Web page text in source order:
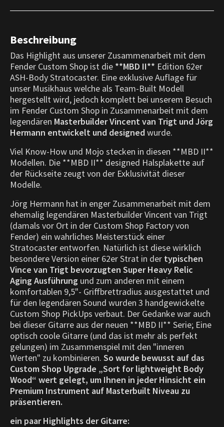
Beschreibung
Das Highlight aus unserer Zusammenarbeit mit dem
Fender Custom Shop ist die **MBD II** Edition 62er
ASH-Body Stratocaster. Eine exklusive Auflage für
unser Musikhaus welche als Team-Built Modell
hergestellt wird, jedoch komplett bei unserem Besuch
im Fender Custom Shop in Zusammenarbeit mit dem
legendären Masterbuilder Vincent van Trigt und Jörg
Hermann entwickelt und designedwurde.
Viel Know-How und Mojo stecken in diesen **MBD II**
Modellen. Die **MBD II** designed Halsplakette auf
der Rückseite zeugt von der Exklusivität dieser
Modelle.
Jörg Hermann hat in enger Zusammenarbeit mit dem
ehemalig legendären Masterbuilder Vincent van Trigt
(damals vor Ort in der Custom Shop Factory von
Fender) ein wahrliches Meisterstück einer
Stratocaster entworfen. Natürlich ist diese wirklich
besondere Version einer 62er Strat in der typischen
Vince van Trigt bevorzugten Super Heavy Relic
Aging Ausführung und zum anderen mit einem
komfortablen 9,5"- Griffbrettradius ausgestattet und
für den legendären Sound wurden 3 handgewickelte
Custom Shop PickUps verbaut. Der Gedanke war auch
bei dieser Gitarre aus der neuen **MBD II** Serie; Eine
optisch coole Gitarre (und das ist mehr als perfekt
gelungen) im Zusammenspiel mit den "inneren
Werten" zu kombinieren. So wurde bewusst auf das
Custom Shop Upgrade „Sort for lightweight Body
Wood“ wert gelegt, um Ihnen in jeder Hinsicht ein
Premium Instrument auf Masterbuilt Niveau zu
präsentieren.
ein paar Highlights der Gitarre: